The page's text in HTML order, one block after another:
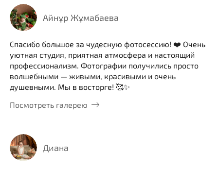
Айнұр Жұмабаева
Спасибо большое за чудесную фотосессию! ❤️ Очень
уютная студия, приятная атмосфера и настоящий
профессионализм. Фотографии получились просто
волшебными — живыми, красивыми и очень
душевными. Мы в восторге! 🥰✨
Посмотреть галерею
Диана